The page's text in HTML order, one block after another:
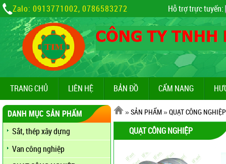
Zalo: 0913771002, 0786583272 Hỗ trợ trực tuyến:
TRANG CHỦ LIÊN HỆ BẢN ĐỒ CẨM NANG
DANH MỤC SẢN PHẨM
Sắt, thép xây dựng
Van công nghiệp
»SẢN PHẨM»QUẠT CÔNG NGHIỆP
QUẠT CÔNG NGHIỆP